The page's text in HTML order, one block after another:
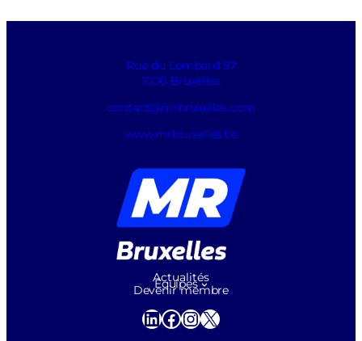
Rue du Lombard 57
1000 Bruxelles
contact@mrbruxelles.com
www.mrbruxelles.be
Actualités
Équipes
Devenir membre
LinkedIn Facebook InstagramX